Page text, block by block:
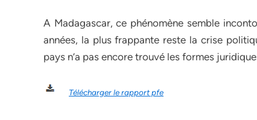
A Madagascar, ce phénomène semble
années, la plus frappante reste la crise
pays n’a pas encore trouvé les formes
Télécharger le rapport pfe